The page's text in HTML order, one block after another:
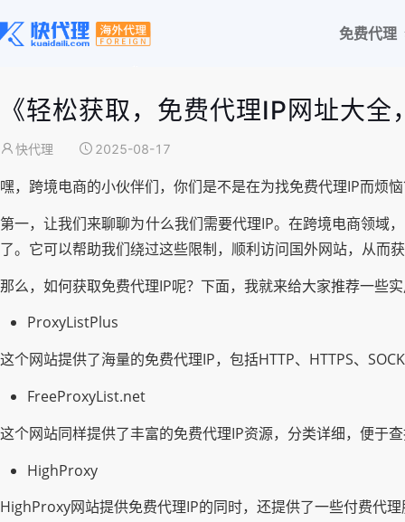
免费代理
《轻松获取，免费代理IP网址大
快代理 2025-08-17
嘿，跨境电商的小伙伴们，你们是不是在为找免费代理IP而烦
第一，让我们来聊聊为什么我们需要代理IP。在跨境电商领域
了。它可以帮助我们绕过这些限制，顺利访问国外网站，从而
那么，如何获取免费代理IP呢？下面，我就来给大家推荐一些
ProxyListPlus
这个网站提供了海量的免费代理IP，包括HTTP、HTTPS、
FreeProxyList.net
这个网站同样提供了丰富的免费代理IP资源，分类详细，便于
HighProxy
HighProxy网站提供免费代理IP的同时，还提供了一些付费代